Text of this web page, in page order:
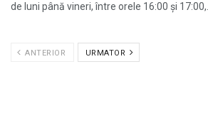
de luni până vineri, între orele 16:00 și 17:00,...
ANTERIOR URMATOR